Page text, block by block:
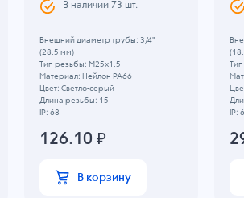
В наличии 73 шт.
Внешний диаметр трубы: 3/4"
(28.5 мм)
Тип резьбы: M25x1.5
Материал: Нейлон PA66
Цвет: Светло-серый
Длина резьбы: 15
IP: 68
126.10 ₽
В корзину
IP: